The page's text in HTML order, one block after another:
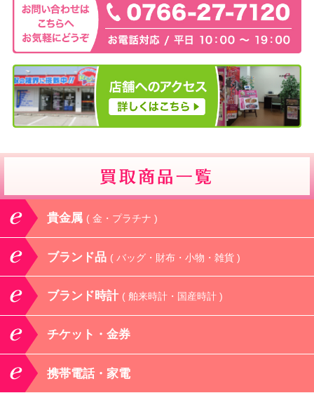
貴金属 ( 金・プラチナ )
ブランド品 ( バッグ・財布・小物・雑貨 )
ブランド時計 ( 舶来時計・国産時計 )
チケット・金券
携帯電話・家電